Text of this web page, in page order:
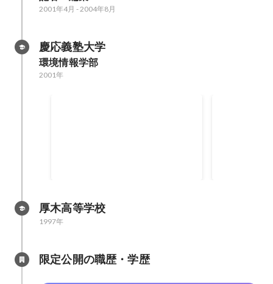
2001年4月 -2004年8月
慶応義塾大学
環境情報学部
2001年
厚木高等学校
1997年
限定公開の職歴・学歴